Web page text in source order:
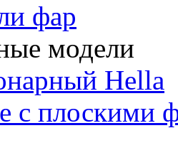
фар
модели
Hella
с плоскими